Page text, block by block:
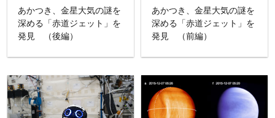
あかつき、金星大気の謎を
深める「赤道ジェット」を
発見 （後編）
あかつき、金星大気の謎を
深める「赤道ジェット」を
発見 （前編）